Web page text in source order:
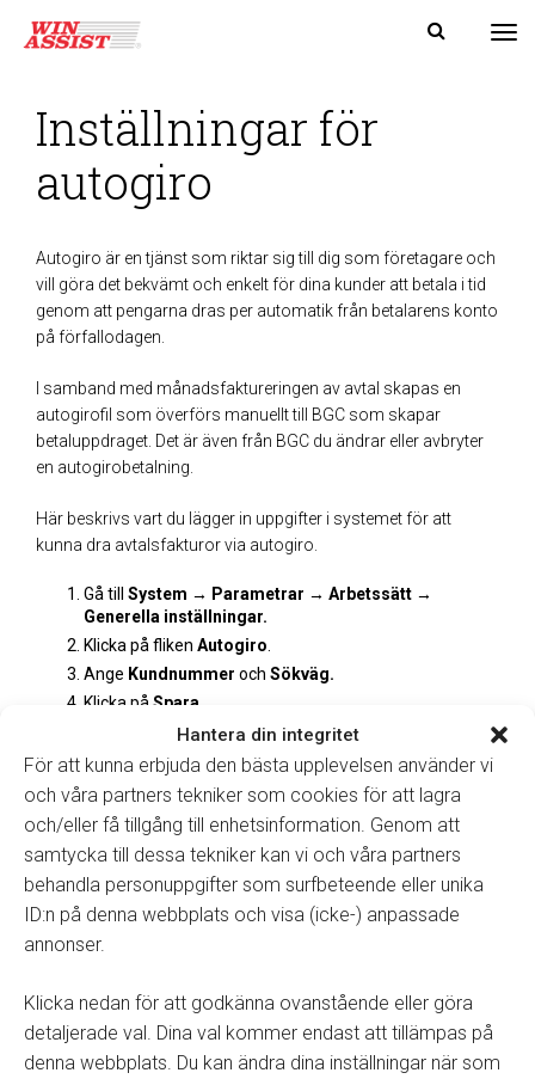
Hantera din integritet
För att kunna erbjuda den bästa upplevelsen använder vi
och våra partners tekniker som cookies för att lagra
och/eller få tillgång till enhetsinformation. Genom att
samtycka till dessa tekniker kan vi och våra partners
behandla personuppgifter som surfbeteende eller unika
ID:n på denna webbplats och visa (icke-) anpassade
annonser.
Klicka nedan för att godkänna ovanstående eller göra
detaljerade val. Dina val kommer endast att tillämpas på
denna webbplats. Du kan ändra dina inställningar när som
Inställningar för
autogiro
Autogiro är en tjänst som riktar sig till dig som företagare och
vill göra det bekvämt och enkelt för dina kunder att betala i tid
genom att pengarna dras per automatik från betalarens konto
på förfallodagen.
I samband med månadsfaktureringen av avtal skapas en
autogirofil som överförs manuellt till BGC som skapar
betaluppdraget. Det är även från BGC du ändrar eller avbryter
en autogirobetalning.
Här beskrivs vart du lägger in uppgifter i systemet för att
kunna dra avtalsfakturor via autogiro.
Gå till System → Parametrar → Arbetssätt →
Generella inställningar.
Klicka på fliken Autogiro
Ange Kundnummer och Sökväg.
Klicka på Spara
Förutsättningarna för att
fliken syns under
inställningar är att det finns en kundnyckel i systemet
som aktiverar funktionen (Kontakta Winassist för mer
information).
Tillbaka till manualer